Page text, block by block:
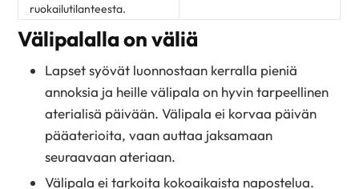
ruokailutilanteesta.
Välipalalla on väliä
Lapset syövät luonnostaan kerralla pieniä
annoksia ja heille välipala on hyvin tarpeellinen
aterialisä päivään. Välipala ei korvaa päivän
pääaterioita, vaan auttaa jaksamaan
seuraavaan ateriaan.
Välipala ei tarkoita kokoaikaista napostelua.